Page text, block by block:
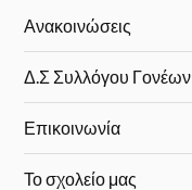
Ανακοινώσεις
Δ.Σ Συλλόγου Γονέων
Επικοινωνία
Το σχολείο μας